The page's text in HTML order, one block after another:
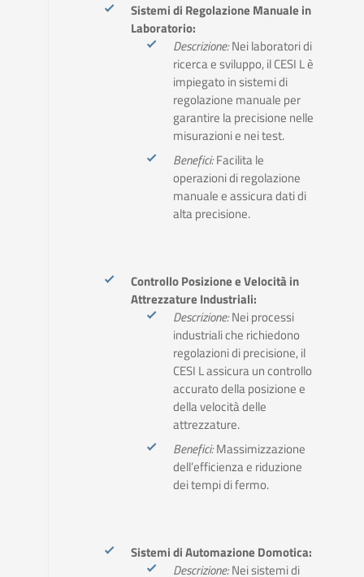
Sistemi di Regolazione Manuale in
Laboratorio:
Descrizione:Nei laboratori di
ricerca e sviluppo, il CESI L è
impiegato in sistemi di
regolazione manuale per
garantire la precisione nelle
misurazioni e nei test.
Benefici:Facilita le
operazioni di regolazione
manuale e assicura dati di
alta precisione.
Controllo Posizione e Velocità in
Attrezzature Industriali:
Descrizione:Nei processi
industriali che richiedono
regolazioni di precisione, il
CESI L assicura un controllo
accurato della posizione e
della velocità delle
attrezzature.
Benefici:Massimizzazione
dell’efficienza e riduzione
dei tempi di fermo.
Sistemi di Automazione Domotica:
Descrizione:Nei sistemi di